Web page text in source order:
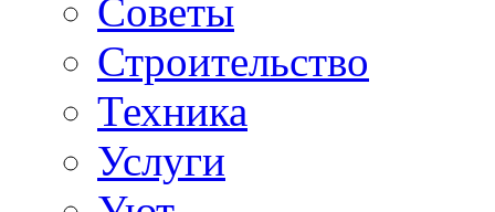
Советы
Строительство
Техника
Услуги